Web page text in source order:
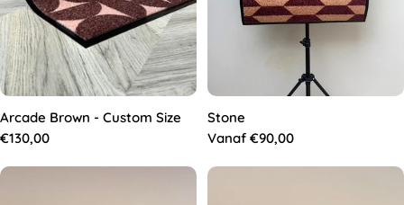
Arcade Brown - Custom Size
Normale
€130,00
Stone
Normale
Vanaf €90,00